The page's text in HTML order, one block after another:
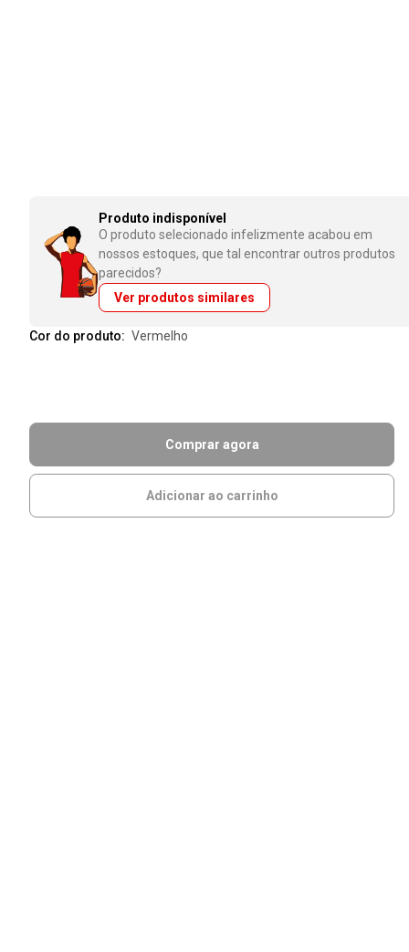
Produto indisponível
O produto selecionado infelizmente acabou em
nossos estoques, que tal encontrar outros produtos
parecidos?
Ver produtos similares
Cor do produto: vermelho
Comprar agora
Adicionar ao carrinho